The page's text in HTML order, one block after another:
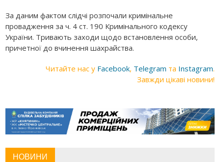
За даним фактом слідчі розпочали кримінальне
провадження за ч. 4 ст. 190 Кримінального кодексу
України. Тривають заходи щодо встановлення особи,
причетної до вчинення шахрайства.
Читайте нас у Facebook, Telegram та Instagram.
Завжди цікаві новини!
НОВИНИ